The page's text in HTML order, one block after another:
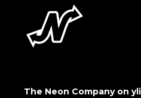
The Neon Company on